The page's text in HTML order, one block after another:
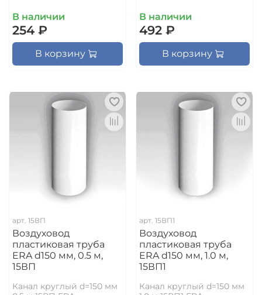
В наличии
254 ₽
В корзину
В наличии
492 ₽
В корзину
арт. 15ВП
Воздуховод
пластиковая труба
ERA d150 мм, 0.5 м,
15ВП
Канал круглый d=150 мм
арт. 15ВП1
Воздуховод
пластиковая труба
ERA d150 мм, 1.0 м,
15ВП1
Канал круглый d=150 мм